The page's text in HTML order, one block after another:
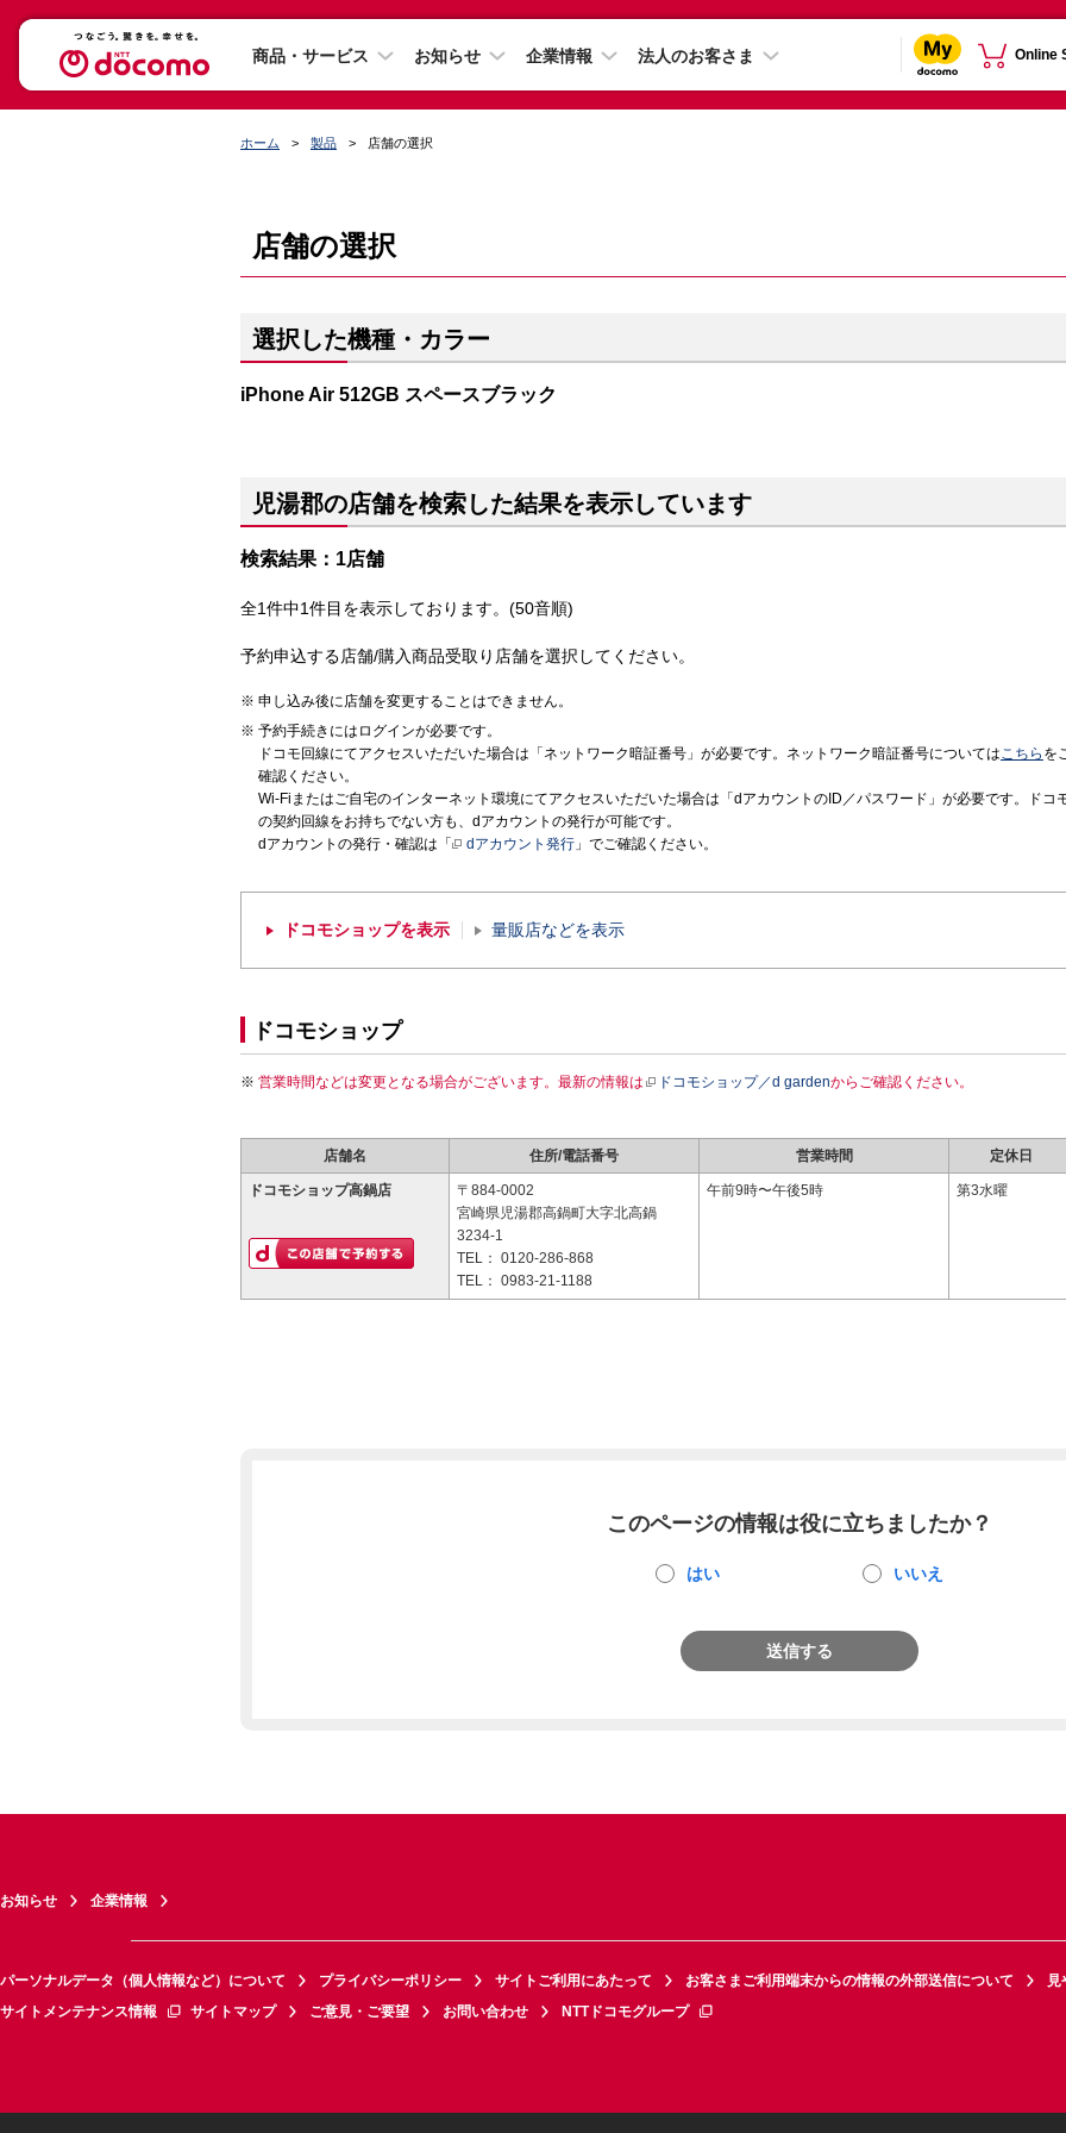
商品・サービス お知らせ 企業情報 法人のお客さま Online
ホーム 製品 店舗の選択
店舗の選択
選択した機種・カラー
iPhone Air 512GB スペースブラック
児湯郡の店舗を検索した結果を表示しています
検索結果：1店舗
全1件中1件目を表示しております。(50音順)
予約申込する店舗/購入商品受取り店舗を選択してください。
申し込み後に店舗を変更することはできません。
予約手続きにはログインが必要です。
ドコモ回線にてアクセスいただいた場合は「ネットワーク暗証番号」が必要です。ネットワーク暗証番号についてはこちら を
確認ください。
Wi-Fiまたはご自宅のインターネット環境にてアクセスいただいた場合は「dアカウントのID／パスワード」が必要です。ドコ
の契約回線をお持ちでない方も、dアカウントの発行が可能です。
dアカウントの発行・確認は「
dアカウント発行 」でご確認ください。
ドコモショップを表示 量販店などを表示
ドコモショップ
営業時間などは変更となる場合がございます。最新の情報は ドコモショップ／d gardenからご確認ください。
店舗名 住所/電話番号 営業時間 定休日
ドコモショップ高鍋店
〒884-0002
宮崎県児湯郡高鍋町大字北高鍋
3234-1
TEL： 0120-286-868
TEL： 0983-21-1188
午前9時〜午後5時 第3水曜
このページの情報は役に立ちましたか？
はい いいえ
送信する
お知らせ 企業情報
パーソナルデータ（個人情報など）について プライバシーポリシー サイトご利用にあたって お客さまご利用端末からの情報の外部送信について
見
サイトメンテナンス情報
サイトマップ ご意見・ご要望 お問い合わせ NTTドコモグループ